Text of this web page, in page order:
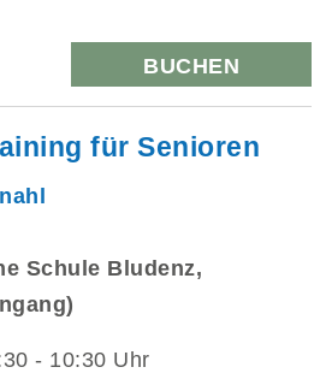
BUCHEN
für Senioren
Schule Bludenz,
- 10:30 Uhr